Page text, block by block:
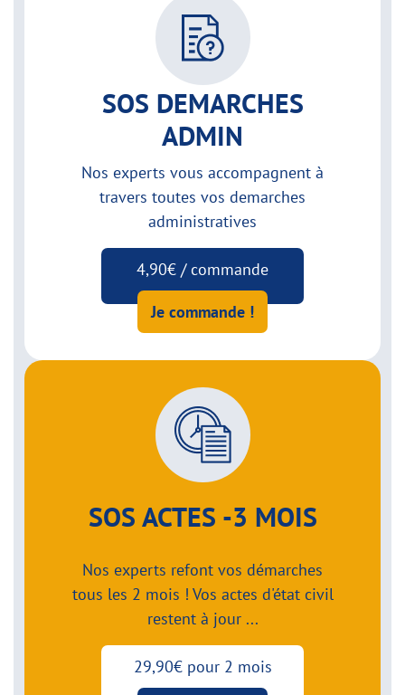
SOS DEMARCHES
ADMIN
Nos experts vous accompagnent à
travers toutes vos demarches
administratives
4,90€ / commande
Je commande !
SOS ACTES -3 MOIS
Nos experts refont vos démarches
tous les 2 mois ! Vos actes d'état civil
restent à jour ...
29,90€ pour 2 mois